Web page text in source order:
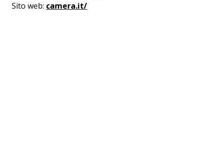
Sito web: camera.it/